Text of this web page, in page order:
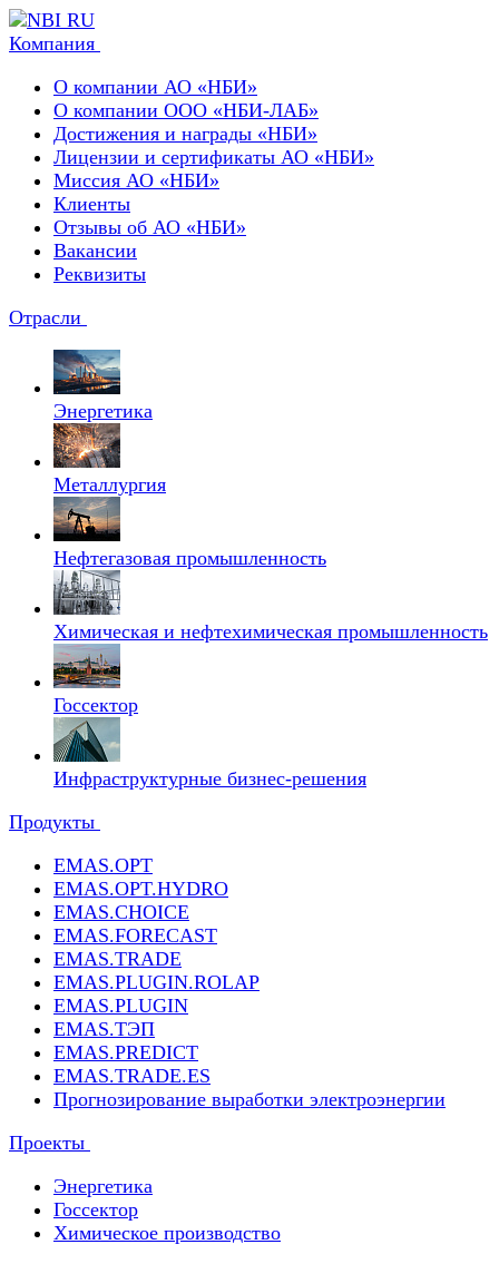
Компания
О компании АО «НБИ»
О компании ООО «НБИ-ЛАБ»
Достижения и награды «НБИ»
Лицензии и сертификаты АО «НБИ»
Миссия АО «НБИ»
Клиенты
Отзывы об АО «НБИ»
Вакансии
Реквизиты
Отрасли
Энергетика
Металлургия
Нефтегазовая промышленность
Химическая и нефтехимическая промышленность
Госсектор
Инфраструктурные бизнес-решения
Продукты
EMAS.OPT
EMAS.OPT.HYDRO
EMAS.CHOICE
EMAS.FORECAST
EMAS.TRADE
EMAS.PLUGIN.ROLAP
EMAS.PLUGIN
EMAS.ТЭП
EMAS.PREDICT
EMAS.TRADE.ES
Прогнозирование выработки электроэнергии
Проекты
Энергетика
Госсектор
Химическое производство